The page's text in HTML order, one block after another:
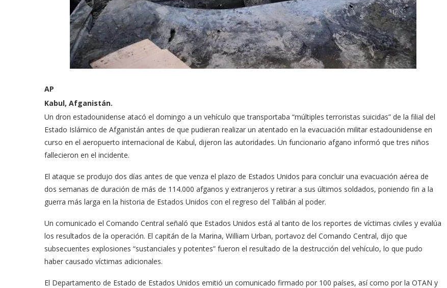
AP
Kabul, Afganistán.
Un dron estadounidense atacó el domingo a un vehículo que transportaba “múltiples terroristas suicidas” de la filial del
Estado Islámico de Afganistán antes de que pudieran realizar un atentado en la evacuación militar estadounidense en
curso en el aeropuerto internacional de Kabul, dijeron las autoridades. Un funcionario afgano informó que tres niños
fallecieron en el incidente.
El ataque se produjo dos días antes de que venza el plazo de Estados Unidos para concluir una evacuación aérea de
dos semanas de duración de más de 114.000 afganos y extranjeros y retirar a sus últimos soldados, poniendo fin a la
guerra más larga en la historia de Estados Unidos con el regreso del Talibán al poder.
Un comunicado el Comando Central señaló que Estados Unidos está al tanto de los reportes de víctimas civiles y evalúa
los resultados de la operación. El capitán de la Marina, William Urban, portavoz del Comando Central, dijo que
subsecuentes explosiones “sustanciales y potentes” fueron el resultado de la destrucción del vehículo, lo que pudo
haber causado víctimas adicionales.
El Departamento de Estado de Estados Unidos emitió un comunicado firmado por 100 países, así como por la OTAN y